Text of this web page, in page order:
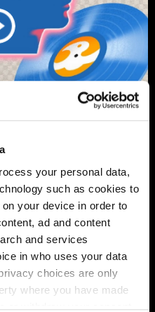
your personal data,
such as cookies to
your device in order to
ad and content
and services
in who uses your data
choices are only
where you have made
or withdraw your consent
Санремо:
песна може
на инвестирање.